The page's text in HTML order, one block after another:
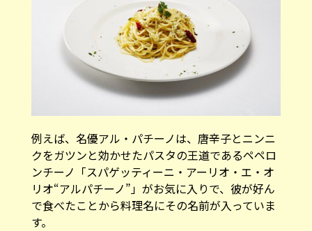
例えば、名優アル・パチーノは、唐辛子とニンニ
クをガツンと効かせたパスタの王道であるペペロ
ンチーノ「スパゲッティーニ・アーリオ・エ・オ
リオ“アルパチーノ”」がお気に入りで、彼が好ん
で食べたことから料理名にその名前が入っていま
す。